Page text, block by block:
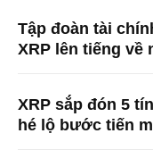
Tập đoàn tài
XRP lên tiếng về
XRP sắp đón 5
hé lộ bước tiến